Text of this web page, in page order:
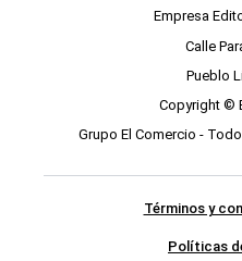
Empresa
Calle
Pueblo
Copyright ©
Grupo El Comercio -
Términos y
Políticas